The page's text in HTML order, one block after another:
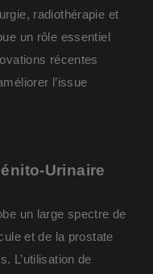
radiothérapie et
un rôle essentiel
récentes
l’issue
Urinaire
un large spectre de
et de la prostate
L’utilisation de